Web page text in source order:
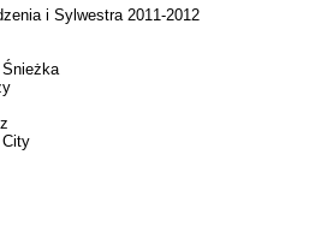
i Sylwestra 2011-2012
City